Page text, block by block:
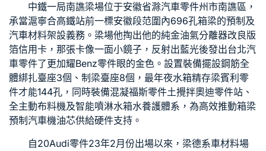
中鐵一局南譙梁場位于安徽省滁汽車零件州市南譙區，
承當滬寧合高鐵站前一標安徽段范圍內696孔箱梁的預制及
汽車材料架設義務。梁場他掏出他的純金油氣分離器改良版
箔信用卡，那張卡像一面小鏡子，反射出藍光後發出台北汽
車零件了更加耀Benz零件眼的金色。設置裝備擺設鋼筋全
體綁扎臺座3個、制梁臺座8個，最年夜水箱精存梁賓利零
件才能144孔，同時裝備混凝福斯零件土攪拌奧迪零件站、
全主動布料機及智能噴淋水箱水養護體系，為高效推動箱梁
預制 汽車機油芯供給硬件支持。
自20Audi零件23年2月份出場以來，梁德系車材料場